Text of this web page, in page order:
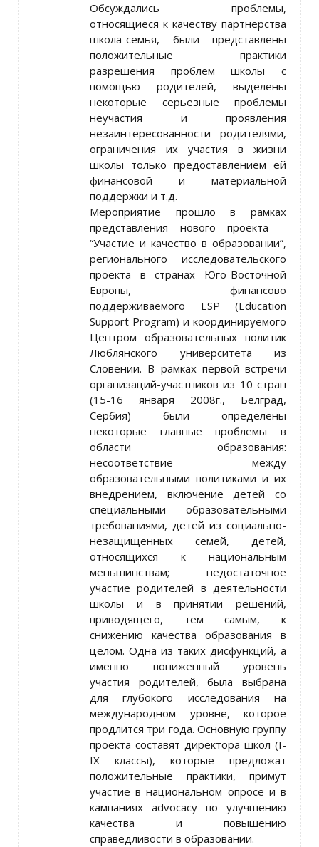
Обсуждались проблемы,
относящиеся к качеству партнерства
школа-семья, были представлены
положительные практики
разрешения проблем школы с
помощью родителей, выделены
некоторые серьезные проблемы
неучастия и проявления
незаинтересованности родителями,
ограничения их участия в жизни
школы только предоставлением ей
финансовой и материальной
поддержки и т.д.
Мероприятие прошло в рамках
представления нового проекта –
“Участие и качество в образовании”,
регионального исследовательского
проекта в странах Юго-Восточной
Европы, финансово
поддерживаемого ESP (Education
Support Program) и координируемого
Центром образовательных политик
Люблянского университета из
Словении. В рамках первой встречи
организаций-участников из 10 стран
(15-16 января 2008г., Белград,
Сербия) были определены
некоторые главные проблемы в
области образования:
несоответствие между
образовательными политиками и их
внедрением, включение детей со
специальными образовательными
требованиями, детей из социально-
незащищенных семей, детей,
относящихся к национальным
меньшинствам; недостаточное
участие родителей в деятельности
школы и в принятии решений,
приводящего, тем самым, к
снижению качества образования в
целом. Одна из таких дисфункций, а
именно пониженный уровень
участия родителей, была выбрана
для глубокого исследования на
международном уровне, которое
продлится три года. Основную группу
проекта составят директора школ (I-
IX классы), которые предложат
положительные практики, примут
участие в национальном опросе и в
кампаниях advocacy по улучшению
качества и повышению
справедливости в образовании.